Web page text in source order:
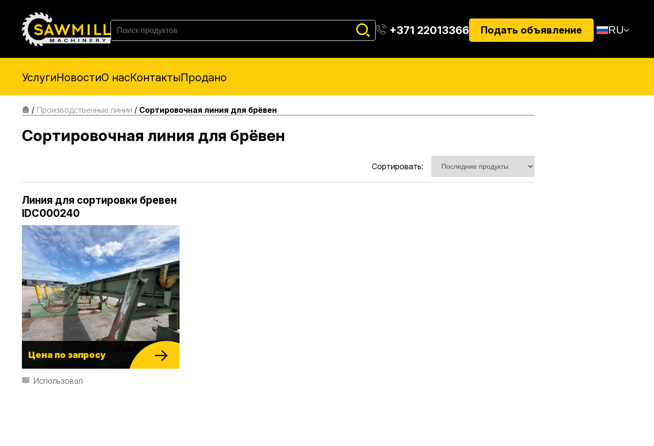
+371 22013366 Подать объявление RU
УслугиНовостиО насКонтактыПродано
/ Производственные линии / Cортировочная линия для брёвен
Cортировочная линия для брёвен
Сортировать:
Линия для сортировки бревен
IDC000240
Цена по запросу
Использовал